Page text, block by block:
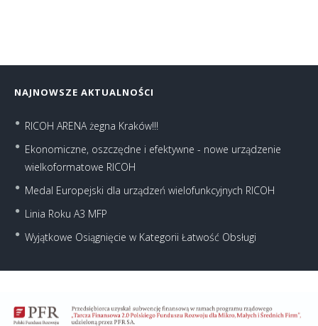
NAJNOWSZE AKTUALNOŚCI
RICOH ARENA żegna Kraków!!!
Ekonomiczne, oszczędne i efektywne - nowe urządzenie
wielkoformatowe RICOH
Medal Europejski dla urządzeń wielofunkcyjnych RICOH
Linia Roku A3 MFP
Wyjątkowe Osiągnięcie w Kategorii Łatwość Obsługi